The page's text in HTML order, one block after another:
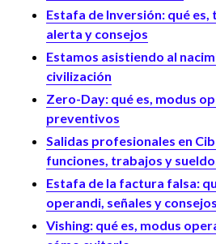
Estafa de Inversión: qué es,
alerta y consejos
Estamos asistiendo al
civilización
Zero-Day: qué es, modus
preventivos
Salidas profesionales en
funciones, trabajos y
Estafa de la factura falsa:
operandi, señales y consejos
Vishing: qué es, modus